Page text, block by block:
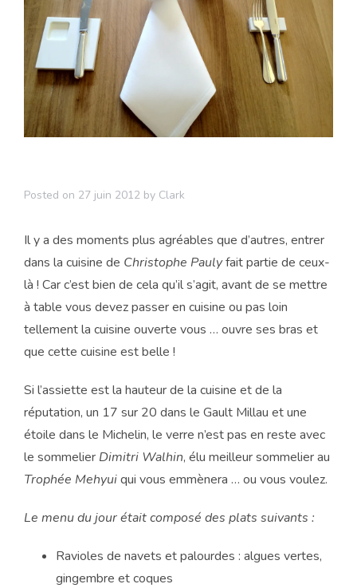
Posted on 27 juin 2012 by Clark
Il y a des moments plus agréables que d’autres, entrer
dans la cuisine de Christophe Paulyfait partie de ceux-
là ! Car c’est bien de cela qu’il s’agit, avant de se mettre
à table vous devez passer en cuisine ou pas loin
tellement la cuisine ouverte vous … ouvre ses bras et
que cette cuisine est belle !
Si l’assiette est la hauteur de la cuisine et de la
réputation, un 17 sur 20 dans le Gault Millau et une
étoile dans le Michelin, le verre n’est pas en reste avec
le sommelier Dimitri Walhin, élu meilleur sommelier au
Trophée Mehyuiqui vous emmènera … ou vous voulez.
Le menu du jour était composé des plats suivants :
Ravioles de navets et palourdes : algues vertes,
gingembre et coques